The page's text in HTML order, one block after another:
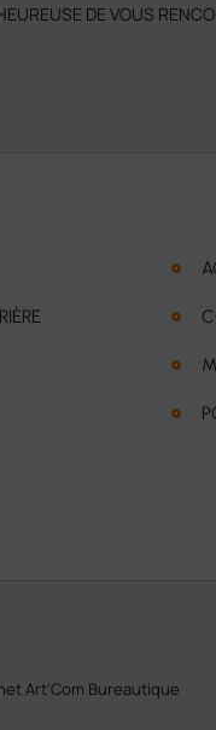
DE VOUS
Art'Com Bureautique